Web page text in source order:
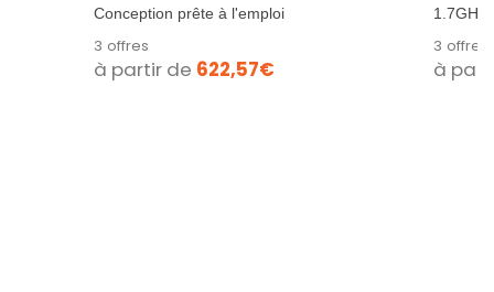
Conception prête à l'emploi
transparente de...
3 offres
à partir de 622,57€
1.7GHz
3 offres
à